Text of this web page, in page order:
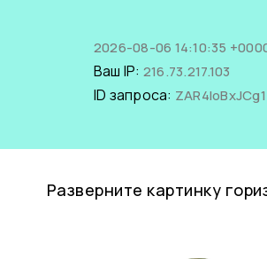
2026-08-06 14:10:35
Ваш IP: 216.73.217.103
ID запроса: ZAR4loBxJCg1
Разверните картинку